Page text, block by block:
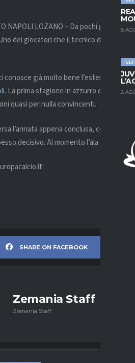
8
8
NAPOLI LOZANO – Da pochi giorni,
dei giocatori che il tecnico di
conosce già molto bene l’esterno
. La prima stagione in azzurro del
quasi per nulla convincenti.
l’annata appena conclusa, con
decisivo. Al momento l’ala è
SHARE ON FACEBOOK
Zemania Staff
Zemania Staff